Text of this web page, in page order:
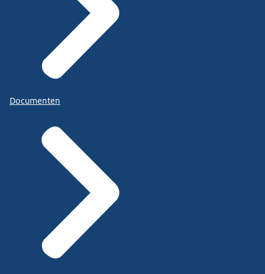
Documenten